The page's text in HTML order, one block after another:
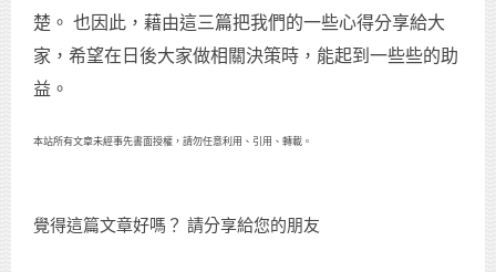
楚。 也因此，藉由這三篇把我們的一些心得分享給大
家，希望在日後大家做相關決策時，能起到一些些的助
益。
本站所有文章未經事先書面授權，請勿任意利用、引用、轉載。
覺得這篇文章好嗎？ 請分享給您的朋友